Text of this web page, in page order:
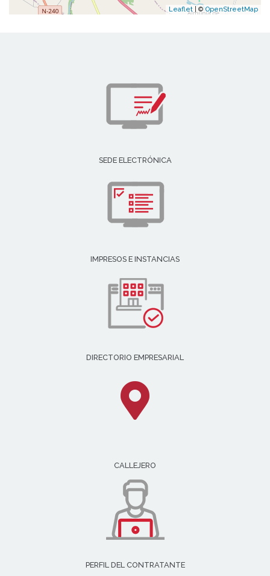
Leaflet | © OpenStreetMap
SEDE ELECTRÓNICA
IMPRESOS E INSTANCIAS
DIRECTORIO EMPRESARIAL
CALLEJERO
PERFIL DEL CONTRATANTE